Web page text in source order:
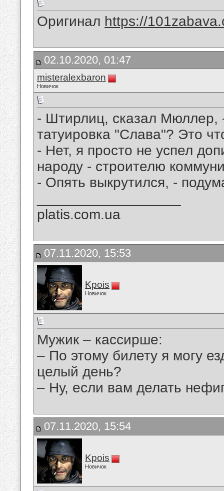
Оригинал https://
02.10.2020, 01:47
misteralexbaron
Новичок
- Штирлиц, сказал Мюллер,
татуировка "Слава"? Это
- Нет, я просто не успел
народу - строителю
- Опять выкрутился, -
platis.com.ua
07.11.2020, 15:53
Kpois
Новичок
Мужик – кассирше:
– По этому билету я могу
целый день?
– Ну, если вам делать
07.11.2020, 15:54
Kpois
Новичок